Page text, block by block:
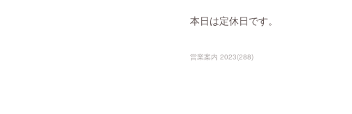
本日は定休日です。
営業案内 2023(288)